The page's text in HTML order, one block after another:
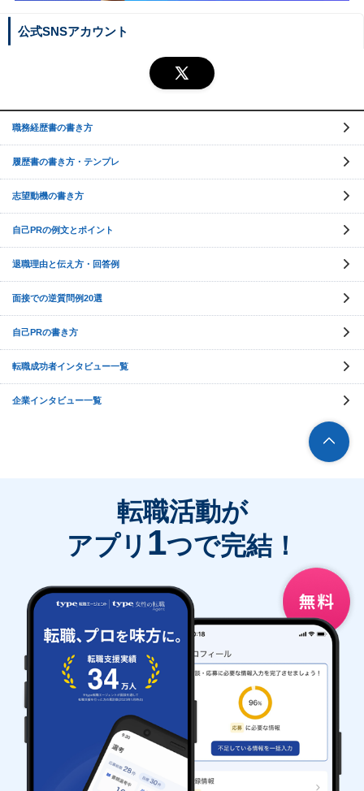
公式SNSアカウント
職務経歴書の書き方
履歴書の書き方・テンプレ
志望動機の書き方
自己PRの例文とポイント
退職理由と伝え方・回答例
面接での逆質問例20選
自己PRの書き方
転職成功者インタビュー一覧
企業インタビュー一覧
転職活動が
アプリ 1つで完結！